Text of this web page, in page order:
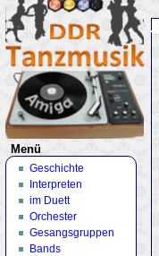
Menü
Geschichte
Interpreten
im Duett
Orchester
Gesangsgruppen
Bands